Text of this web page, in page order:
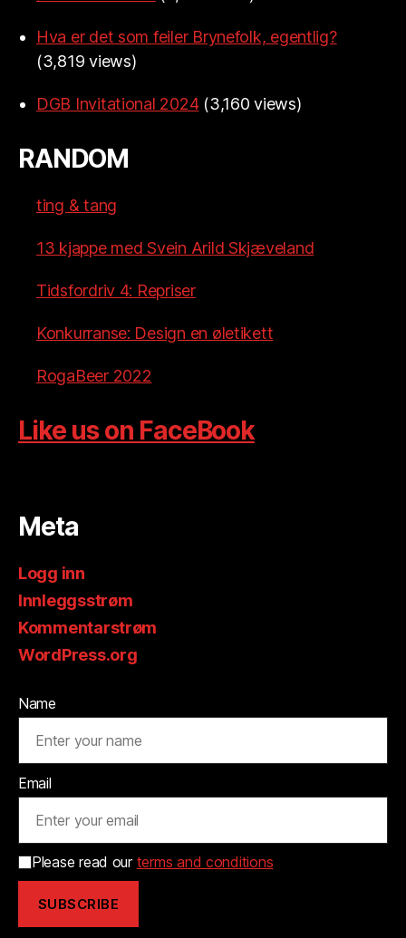
Hva er det som feiler Brynefolk, egentlig?
(3,819 views)
DGB Invitational 2024 (3,160 views)
RANDOM
ting & tang
13 kjappe med Svein Arild Skjæveland
Tidsfordriv 4: Repriser
Konkurranse: Design en øletikett
RogaBeer 2022
Like us on FaceBook
Meta
Logg inn
Innleggsstrøm
Kommentarstrøm
WordPress.org
Name
Email
Please read our terms and conditions